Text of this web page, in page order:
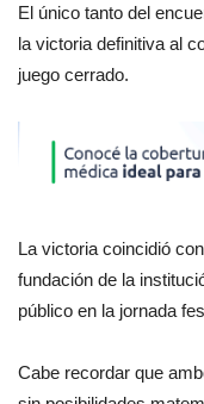
El único tanto del
la victoria definitiva al
juego cerrado.
La victoria coincidió
fundación de la
público en la jornada
Cabe recordar que